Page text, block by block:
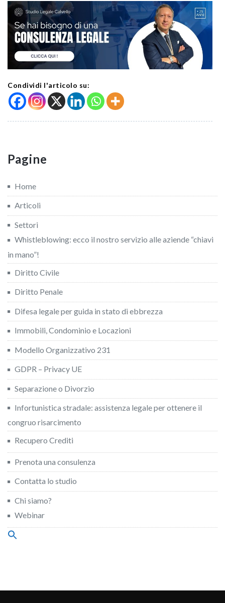
Condividi l'articolo su:
Pagine
Home
Articoli
Settori
Whistleblowing: ecco il nostro servizio alle aziende “chiavi
in mano”!
Diritto Civile
Diritto Penale
Difesa legale per guida in stato di ebbrezza
Immobili, Condominio e Locazioni
Modello Organizzativo 231
GDPR – Privacy UE
Separazione o Divorzio
Infortunistica stradale: assistenza legale per ottenere il
congruo risarcimento
Recupero Crediti
Prenota una consulenza
Contatta lo studio
Chi siamo?
Webinar
Search